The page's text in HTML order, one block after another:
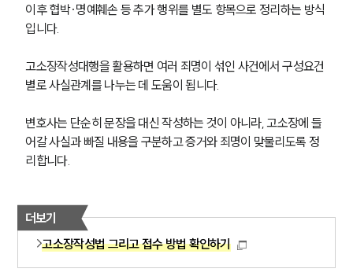
이후 협박·명예훼손 등 추가 행위를 별도 항목으로 정리하는 방식
입니다.
고소장작성대행을 활용하면 여러 죄명이 섞인 사건에서 구성요건
별로 사실관계를 나누는 데 도움이 됩니다.
변호사는 단순히 문장을 대신 작성하는 것이 아니라, 고소장에 들
어갈 사실과 빠질 내용을 구분하고 증거와 죄명이 맞물리도록 정
리합니다.
더보기
고소장작성법 그리고 접수 방법 확인하기